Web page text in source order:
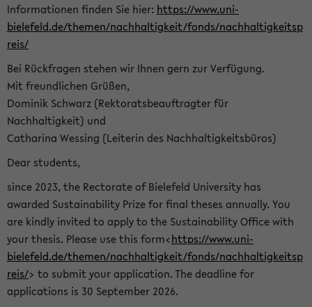
Informationen finden Sie hier: https://www.uni-
bielefeld.de/themen/nachhaltigkeit/fonds/nachhaltigkeitsp
reis/
Bei Rückfragen stehen wir Ihnen gern zur Verfügung.
Mit freundlichen Grüßen,
Dominik Schwarz (Rektoratsbeauftragter für
Nachhaltigkeit) und
Catharina Wessing (Leiterin des Nachhaltigkeitsbüros)
Dear students,
since 2023, the Rectorate of Bielefeld University has
awarded Sustainability Prize for final theses annually. You
are kindly invited to apply to the Sustainability Office with
your thesis. Please use this form<https://www.uni-
bielefeld.de/themen/nachhaltigkeit/fonds/nachhaltigkeitsp
reis/> to submit your application. The deadline for
applications is 30 September 2026.